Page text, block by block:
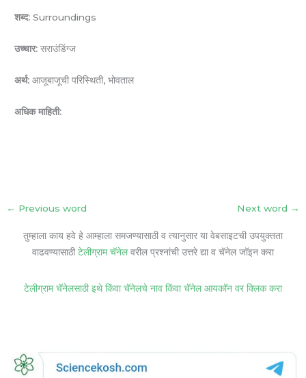
शब्द: Surroundings
उच्चार: सराउंडिंग्ज
अर्थ: आजूबाजूची परिस्थिती, भोवताल
अधिक माहिती:
← Previous word Next word →
तुम्हाला काय हवे हे आम्हाला समजण्यासाठी व त्यानुसार या वेबसाइटची उपयुक्तता
वाढवण्यासाठी टेलीग्राम चॅनेलवरील प्रश्नांची उत्तरे द्या व चॅनेल जॉइन करा
टेलीग्राम चॅनेलसाठी इथे किंवा चॅनेलचे नाव किंवा चॅनेल आयकॉन वर क्लिक करा